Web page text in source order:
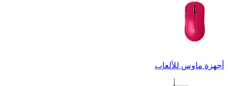
أجهزة ماوس للألعاب